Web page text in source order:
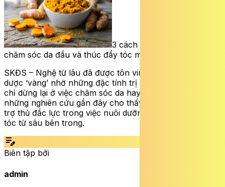
3 cách sử dụng củ nghệ để
chăm sóc da đầu và thúc đẩy tóc mọc nhanh
SKĐS – Nghệ từ lâu đã được tôn vinh là một loại thảo
dược ‘vàng’ nhờ những đặc tính trị liệu vượt trội. Không
chỉ dừng lại ở việc chăm sóc da hay hỗ trợ tiêu hóa,
những nghiên cứu gần đây cho thấy nghệ còn là một
trợ thủ đắc lực trong việc nuôi dưỡng và phục hồi mái
tóc từ sâu bên trong.
edit_note
Biên tập bởi
admin